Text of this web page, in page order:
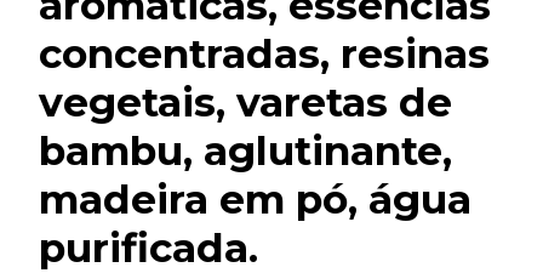
concentradas, resinas
vegetais, varetas de
bambu, aglutinante,
madeira em pó, água
purificada.